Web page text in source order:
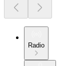
Radio